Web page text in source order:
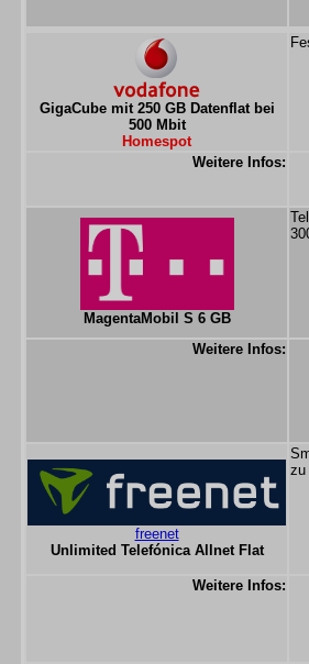
GigaCube mit 250 GB Datenflat bei
500 Mbit
Homespot
Weitere Infos:
MagentaMobil S 6 GB
Weitere Infos:
freenet
Unlimited Telefónica Allnet Flat
zu
Weitere Infos: